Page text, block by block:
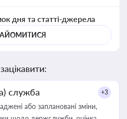
дня та статті-джерела
служба +3
або заплановані зміни,